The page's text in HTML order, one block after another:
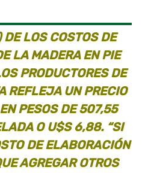
LOS COSTOS DE
LA MADERA EN PIE
PRODUCTORES DE
REFLEJA UN PRECIO
PESOS DE 507,55
O U$S 6,88. “SI
DE ELABORACIÓN
AGREGAR OTROS